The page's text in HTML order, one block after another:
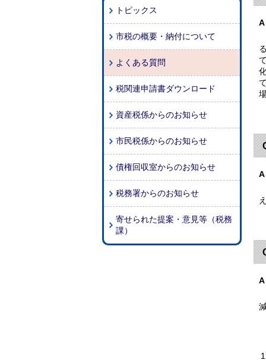
トピックス
市税の概要・納付について
よくある質問
税関連申請書ダウンロード
資産税係からのお知らせ
市民税係からのお知らせ
債権回収室からのお知らせ
税務署からのお知らせ
寄せられた提案・意見等（税務
課）
A
A
A